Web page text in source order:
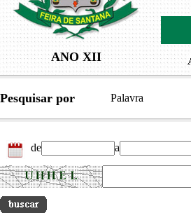
ANO XII
Pesquisar por Palavra
de a